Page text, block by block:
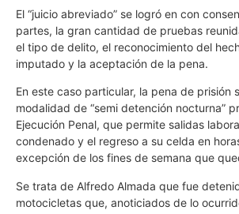
El “juicio abreviado” se logró en con
partes, la gran cantidad de pruebas
el tipo de delito, el reconocimiento del
imputado y la aceptación de la pena.
En este caso particular, la pena de prisión
modalidad de “semi detención nocturna”
Ejecución Penal, que permite salidas
condenado y el regreso a su celda en
excepción de los fines de semana que
Se trata de Alfredo Almada que fue
motocicletas que, anoticiados de lo